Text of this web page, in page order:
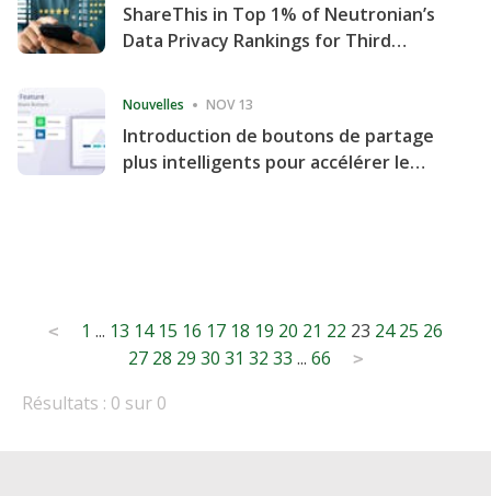
ShareThis in Top 1% of Neutronian’s
Data Privacy Rankings for Third
Nouvelles NOV 13
Introduction de boutons de partage
plus intelligents pour accélérer le
Posts
pagination
< 1 ... 13 14 15 16 17 18 19 20 21 22 23 24 25 26
27 28 29 30 31 32 33 ... 66 >
Résultats : 0 sur 0